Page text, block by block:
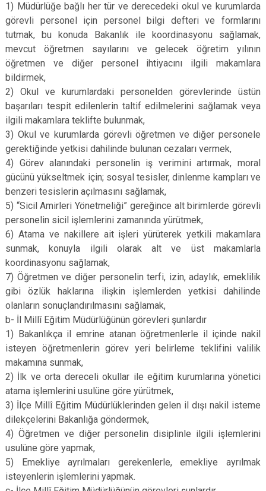
1) Müdürlüğe bağlı her tür ve derecedeki okul ve kurumlarda
görevli personel için personel bilgi defteri ve formlarını
tutmak, bu konuda Bakanlık ile koordinasyonu sağlamak,
mevcut öğretmen sayılarını ve gelecek öğretim yılının
öğretmen ve diğer personel ihtiyacını ilgili makamlara
bildirmek,
2) Okul ve kurumlardaki personelden görevlerinde üstün
başarıları tespit edilenlerin taltif edilmelerini sağlamak veya
ilgili makamlara teklifte bulunmak,
3) Okul ve kurumlarda görevli öğretmen ve diğer personele
gerektiğinde yetkisi dahilinde bulunan cezaları vermek,
4) Görev alanındaki personelin iş verimini artırmak, moral
gücünü yükseltmek için; sosyal tesisler, dinlenme kampları ve
benzeri tesislerin açılmasını sağlamak,
5) “Sicil Amirleri Yönetmeliği” gereğince alt birimlerde görevli
personelin sicil işlemlerini zamanında yürütmek,
6) Atama ve nakillere ait işleri yürüterek yetkili makamlara
sunmak, konuyla ilgili olarak alt ve üst makamlarla
koordinasyonu sağlamak,
7) Öğretmen ve diğer personelin terfi, izin, adaylık, emeklilik
gibi özlük haklarına ilişkin işlemlerden yetkisi dahilinde
olanların sonuçlandırılmasını sağlamak,
b- İl Millî Eğitim Müdürlüğünün görevleri şunlardır
1) Bakanlıkça il emrine atanan öğretmenlerle il içinde nakil
isteyen öğretmenlerin görev yeri belirleme teklifini valilik
makamına sunmak,
2) İlk ve orta dereceli okullar ile eğitim kurumlarına yönetici
atama işlemlerini usulüne göre yürütmek,
3) İlçe Millî Eğitim Müdürlüklerinden gelen il dışı nakil isteme
dilekçelerini Bakanlığa göndermek,
4) Öğretmen ve diğer personelin disiplinle ilgili işlemlerini
usulüne göre yapmak,
5) Emekliye ayrılmaları gerekenlerle, emekliye ayrılmak
isteyenlerin işlemlerini yapmak.